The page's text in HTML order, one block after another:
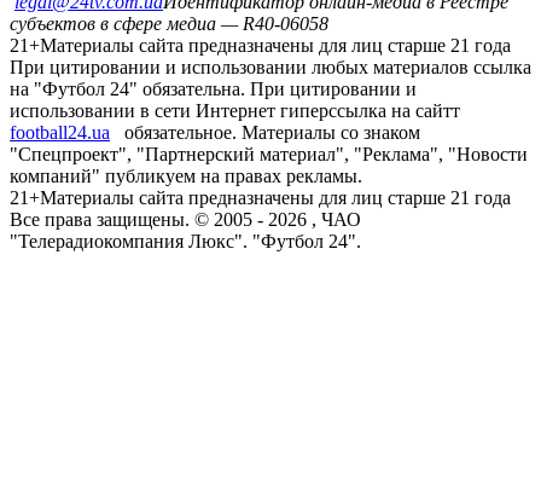
субъектов в сфере медиа — R40-06058
21+Материалы сайта предназначены для лиц старше 21 года
При цитировании и использовании любых материалов ссылка
на "Футбол 24" обязательна. При цитировании и
использовании в сети Интернет гиперссылка на сайтт
football24.ua
обязательное. Материалы со знаком
"Спецпроект", "Партнерский материал", "Реклама", "Новости
компаний" публикуем на правах рекламы.
21+Материалы сайта предназначены для лиц старше 21 года
Все права защищены. © 2005 - 2026 , ЧАО
"Телерадиокомпания Люкс". "Футбол 24".